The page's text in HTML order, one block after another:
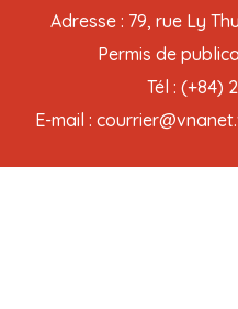
Adresse : 79, rue Ly
Permis de
Tél : (+84)
E-mail :